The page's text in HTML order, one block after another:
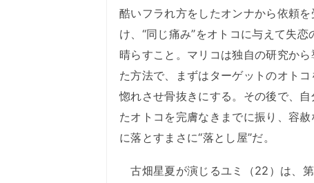
酷いフラれ方をしたオンナから依頼を
け、“同じ痛み”をオトコに与えて失恋
晴らすこと。マリコは独自の研究から
た方法で、まずはターゲットのオトコ
惚れさせ骨抜きにする。その後で、
たオトコを完膚なきまでに振り、容赦
に落とすまさに“落とし屋”だ。
古畑星夏が演じるユミ（22）は、